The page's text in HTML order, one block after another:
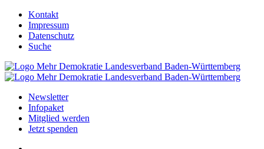
Kontakt
Impressum
Datenschutz
Suche
Newsletter
Infopaket
Mitglied werden
Jetzt spenden